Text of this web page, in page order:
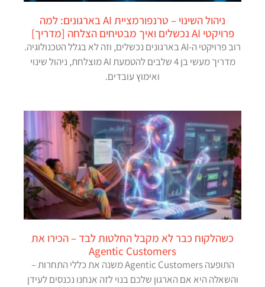
ניהול השינוי – טרנפורמציית AI בארגונים: למה
פרויקטי AI נכשלים ואיך מבטיחים הצלחה [מדריך]
רוב פרויקטי ה-AI בארגונים נכשלים, וזה לא בגלל הטכנולוגיה.
מדריך מעשי בן 4 שלבים להטמעת AI מוצלחת, ניהול שינוי
ואימוץ עובדים.
כשהלקוח כבר לא מקבל החלטות לבד – הכירו את
Agentic Customers
התופעה Agentic Customers משנה את כללי התחרות –
והשאלה היא אם הארגון שלכם בנוי לזה אנחנו נכנסים לעידן